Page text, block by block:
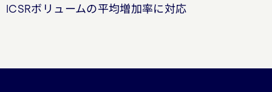
ICSRボリュームの平均増加率に対応